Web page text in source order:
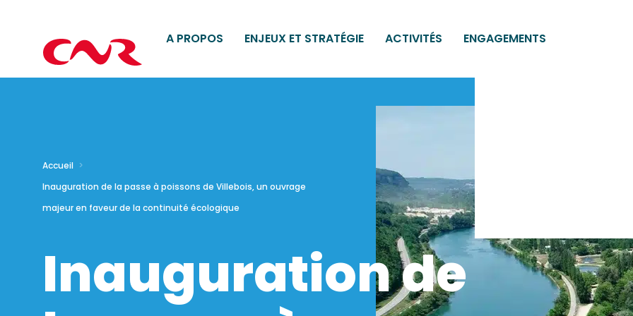
A PROPOS ENJEUX ET STRATÉGIE ACTIVITÉS ENGAGEMENTS
Accueil
Inauguration de la passe à poissons de Villebois, un ouvrage
majeur en faveur de la continuité écologique
Inauguration de